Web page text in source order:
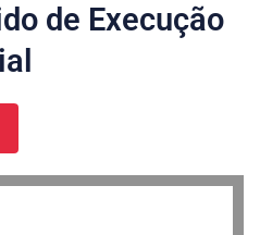
de Execução